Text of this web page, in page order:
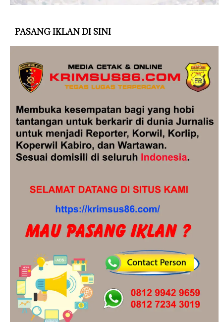
PASANG IKLAN DI SINI